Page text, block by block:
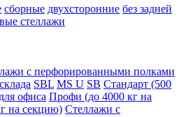
сборные двухсторонние без задней
стеллажи
с перфорированными полками
SBL MS U SB Стандарт (500
офиса Профи (до 4000 кг на
на секцию) Стеллажи с